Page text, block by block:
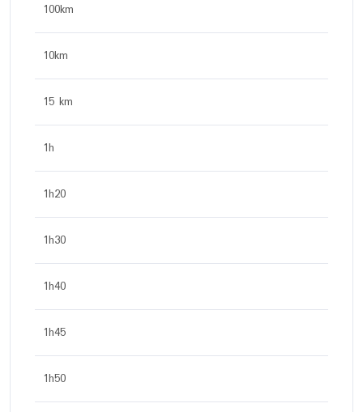
100km
10km
15 km
1h
1h20
1h30
1h40
1h45
1h50